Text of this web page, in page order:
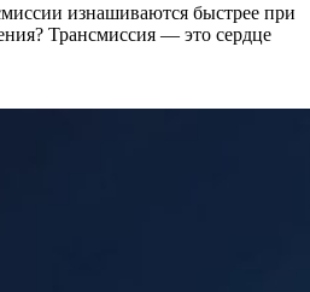
изнашиваются быстрее при
Трансмиссия — это сердце